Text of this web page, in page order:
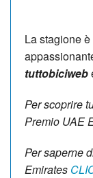
La stagione
tuttobiciweb
Per scoprire
Premio UAE
Per saperne
Emirates